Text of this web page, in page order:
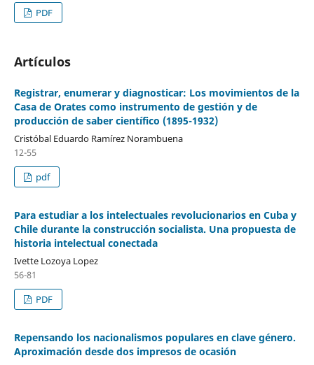
PDF
Artículos
Registrar, enumerar y diagnosticar: Los movimientos de la
Casa de Orates como instrumento de gestión y de
producción de saber científico (1895-1932)
Cristóbal Eduardo Ramírez Norambuena
12-55
pdf
Para estudiar a los intelectuales revolucionarios en Cuba y
Chile durante la construcción socialista. Una propuesta de
historia intelectual conectada
Ivette Lozoya Lopez
56-81
PDF
Repensando los nacionalismos populares en clave género.
Aproximación desde dos impresos de ocasión